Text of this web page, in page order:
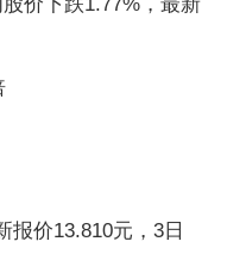
报价13.810元，3日